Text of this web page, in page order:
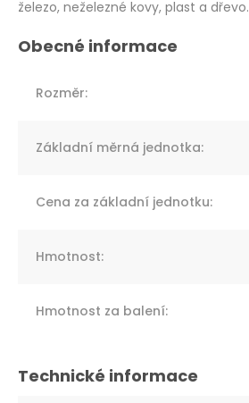
železo, neželezné kovy, plast a dřevo.
Rozměr:
Základní měrná jednotka:
Cena za základní jednotku:
Hmotnost:
Hmotnost za balení: